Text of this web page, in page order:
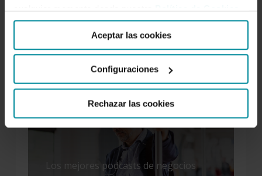
Aceptar las cookies
Configuraciones
Rechazar las cookies
Instagram
LinkedIn
YouTube
Los mejores podcasts de negocios